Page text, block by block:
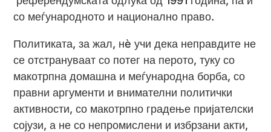
со меѓународното и национално право.
Политиката, за жал, нè учи дека неправдите не
се отстрануваат со потег на перото, туку со
макотрпна домашна и меѓународна борба, со
правни аргументи и внимателни политички
активности, со макотрпно градење пријателски
сојузи, а не со непромислени и избрзани акти,